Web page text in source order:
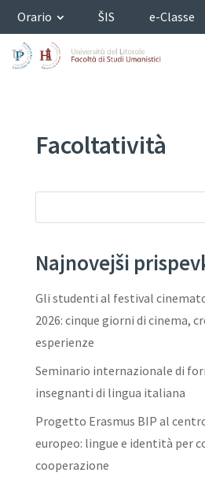
Orario ŠIS e-Classe
Facoltatività
Najnovejši
Gli studenti al festival
2026: cinque giorni di cinema,
esperienze
Seminario internazionale di
insegnanti di lingua italiana
Progetto Erasmus BIP al
europeo: lingue e identità per
cooperazione